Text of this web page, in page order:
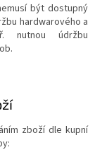
být dostupný
hardwarového a
nutnou údržbu
zboží dle kupní